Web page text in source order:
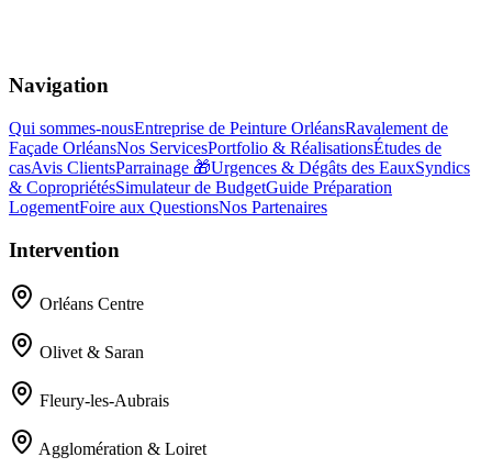
Navigation
Qui sommes-nousEntreprise de Peinture OrléansRavalement de
Façade OrléansNos ServicesPortfolio & RéalisationsÉtudes de
casAvis ClientsParrainage 🎁Urgences & Dégâts des EauxSyndics
& CopropriétésSimulateur de BudgetGuide Préparation
LogementFoire aux QuestionsNos Partenaires
Intervention
Orléans Centre
Olivet & Saran
Fleury-les-Aubrais
Agglomération & Loiret